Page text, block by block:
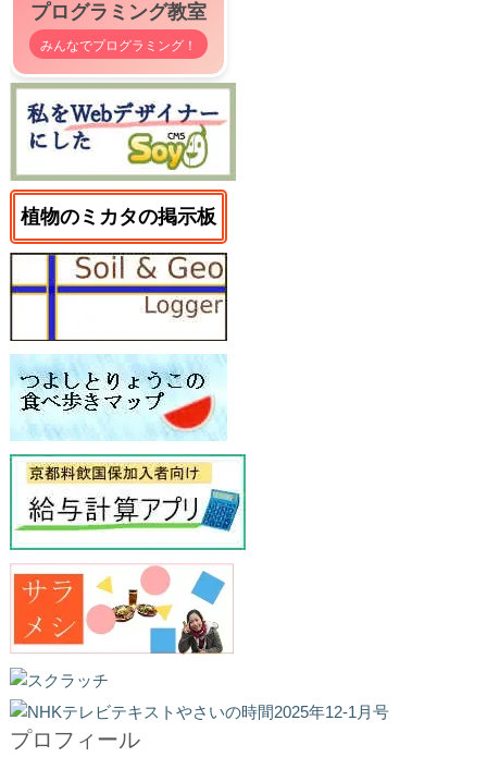
プログラミング教室
みんなでプログラミング！
植物のミカタの掲示板
プロフィール